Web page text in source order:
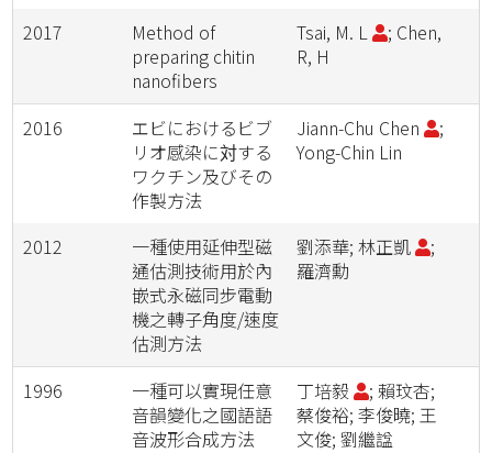
2017
Method of
preparing chitin
nanofibers
Tsai, M. L
; Chen,
R, H
2016
エビにおけるビブ
リオ感染に対する
ワクチン及びその
作製方法
Jiann-Chu Chen
;
Yong-Chin Lin
2012
一種使用延伸型磁
通估測技術用於內
嵌式永磁同步電動
機之轉子角度/速度
估測方法
劉添華; 林正凱
;
羅濟勳
1996
一種可以實現任意
音韻變化之國語語
音波形合成方法
丁培毅
; 賴玟杏;
蔡俊裕; 李俊曉; 王
文俊; 劉繼諡